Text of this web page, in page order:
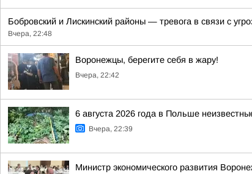
Бобровский и Лискинский районы — тревога в связи с
Вчера, 22:48
Воронежцы, берегите себя в жару!
Вчера, 22:42
6 августа 2026 года в Польше
Вчера, 22:39
Министр экономического развития